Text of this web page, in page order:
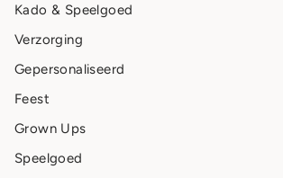
Kado & Speelgoed
Verzorging
Gepersonaliseerd
Feest
Grown Ups
Speelgoed